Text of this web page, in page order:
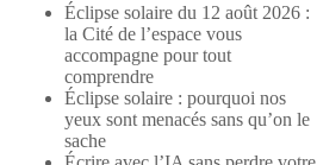
Éclipse solaire du 12 août 2026 :
la Cité de l’espace vous
accompagne pour tout
comprendre
Éclipse solaire : pourquoi nos
yeux sont menacés sans qu’on le
sache